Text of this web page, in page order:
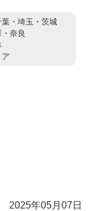
・埼玉・茨城
奈良
2025年05月07日